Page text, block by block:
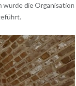
wurde die Organisation